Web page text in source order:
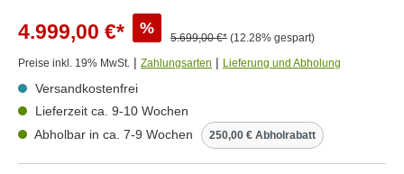
4.999,00 €* %
5.699,00 €* (12.28% gespart)
Preise inkl. 19% MwSt. | Zahlungsarten | Lieferung und Abholung
Versandkostenfrei
Lieferzeit ca. 9-10 Wochen
Abholbar in ca. 7-9 Wochen
250,00 € Abholrabatt